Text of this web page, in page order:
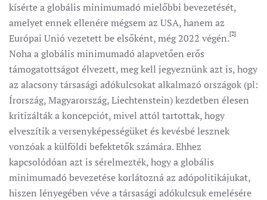
kísérte a globális minimumadó mielőbbi bevezetését,
amelyet ennek ellenére mégsem az USA, hanem az
Európai Unió vezetett be elsőként, még 2022 végén.[2]
Noha a globális minimumadó alapvetően erős
támogatottságot élvezett, meg kell jegyeznünk azt is, hogy
az alacsony társasági adókulcsokat alkalmazó országok (pl:
Írország, Magyarország, Liechtenstein) kezdetben élesen
kritizálták a koncepciót, mivel attól tartottak, hogy
elveszítik a versenyképességüket és kevésbé lesznek
vonzóak a külföldi befektetők számára. Ehhez
kapcsolódóan azt is sérelmezték, hogy a globális
minimumadó bevezetése korlátozná az adópolitikájukat,
hiszen lényegében véve a társasági adókulcsuk emelésére